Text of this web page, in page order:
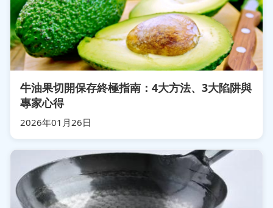
牛油果切開保存終極指南：4大方法、3大陷阱與
專家心得
2026年01月26日